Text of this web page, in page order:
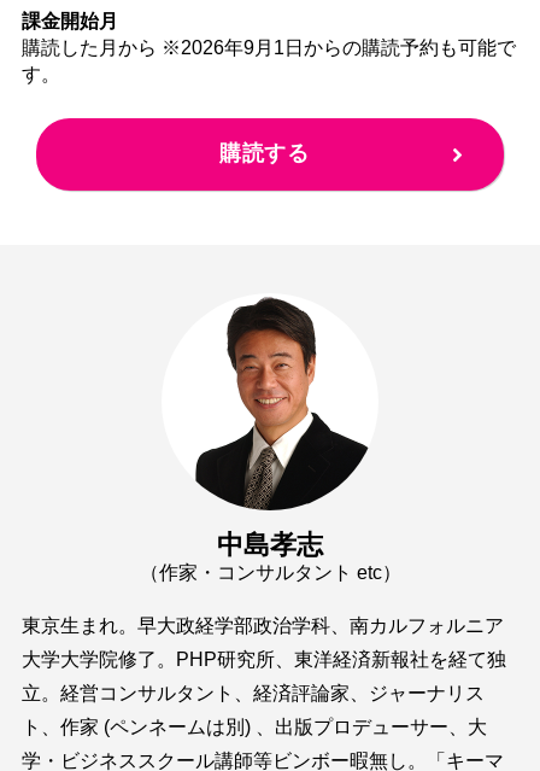
課金開始月
購読した月から ※2026年9月1日からの購読予約も可能で
す。
購読する
中島孝志
（作家・コンサルタント etc）
東京生まれ。早大政経学部政治学科、南カルフォルニア
大学大学院修了。PHP研究所、東洋経済新報社を経て独
立。経営コンサルタント、経済評論家、ジャーナリス
ト、作家 (ペンネームは別) 、出版プロデューサー、大
学・ビジネススクール講師等ビンボー暇無し。「キーマ